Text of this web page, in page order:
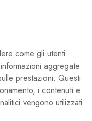
come gli utenti
aggregate
prestazioni. Questi
i contenuti e
vengono utilizzati